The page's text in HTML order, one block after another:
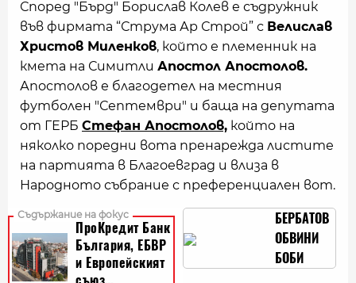
Според "Бърд" Борислав Колев е съдружник
във фирмата “Струма Ар Строй” с Велислав
Христов Миленков, който е племенник на
кмета на Симитли Апостол Апостолов.
Апостолов е благодетел на местния
футболен "Септември" и баща на депутата
от ГЕРБ Стефан Апостолов, който на
няколко поредни вота пренарежда листите
на партията в Благоевград и влиза в
Народното събрание с преференциален вот.
БЕРБАТОВ
ОБВИНИ
БОБИ